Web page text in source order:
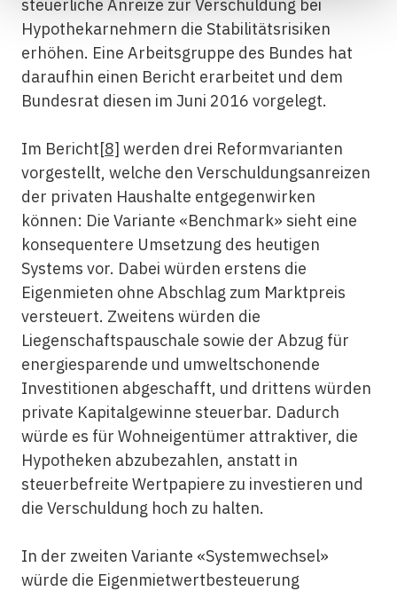
steuerliche Anreize zur Verschuldung bei
Hypothekarnehmern die Stabilitätsrisiken
erhöhen. Eine Arbeitsgruppe des Bundes hat
daraufhin einen Bericht erarbeitet und dem
Bundesrat diesen im Juni 2016 vorgelegt.
Im Bericht[8] werden drei Reformvarianten
vorgestellt, welche den Verschuldungsanreizen
der privaten Haushalte entgegenwirken
können: Die Variante «Benchmark» sieht eine
konsequentere Umsetzung des heutigen
Systems vor. Dabei würden erstens die
Eigenmieten ohne Abschlag zum Marktpreis
versteuert. Zweitens würden die
Liegenschaftspauschale sowie der Abzug für
energiesparende und umweltschonende
Investitionen abgeschafft, und drittens würden
private Kapitalgewinne steuerbar. Dadurch
würde es für Wohneigentümer attraktiver, die
Hypotheken abzubezahlen, anstatt in
steuerbefreite Wertpapiere zu investieren und
die Verschuldung hoch zu halten.
In der zweiten Variante «Systemwechsel»
würde die Eigenmietwertbesteuerung